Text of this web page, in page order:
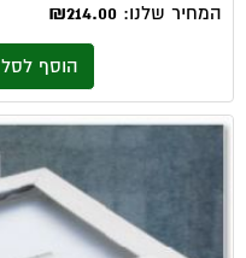
המחיר שלנו: ₪214.00
הוסף לסל